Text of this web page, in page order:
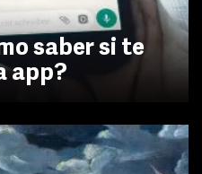
saber si te
app?